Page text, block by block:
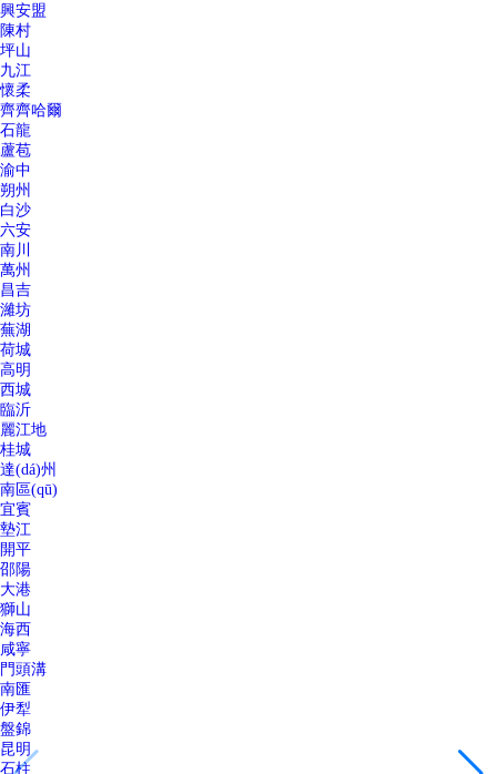
興安盟
陳村
坪山
九江
懷柔
齊齊哈爾
石龍
蘆苞
渝中
朔州
白沙
六安
南川
萬州
昌吉
濰坊
蕪湖
荷城
高明
西城
臨沂
麗江地
桂城
達(dá)州
南區(qū)
宜賓
墊江
開平
邵陽
大港
獅山
海西
咸寧
門頭溝
南匯
伊犁
盤錦
昆明
石柱